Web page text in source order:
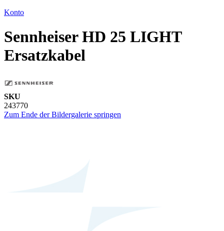
Konto
Sennheiser HD 25 LIGHT
Ersatzkabel
SKU
243770
Zum Ende der Bildergalerie springen